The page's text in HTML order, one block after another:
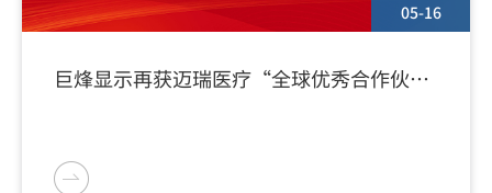
05-16
巨烽显示再获迈瑞医疗“全球优秀合作伙